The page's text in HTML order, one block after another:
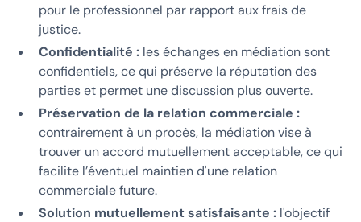
pour le professionnel par rapport aux frais de
justice.
Confidentialité : les échanges en médiation sont
confidentiels, ce qui préserve la réputation des
parties et permet une discussion plus ouverte.
Préservation de la relation commerciale :
contrairement à un procès, la médiation vise à
trouver un accord mutuellement acceptable, ce qui
facilite l’éventuel maintien d'une relation
commerciale future.
Solution mutuellement satisfaisante : l'objectif